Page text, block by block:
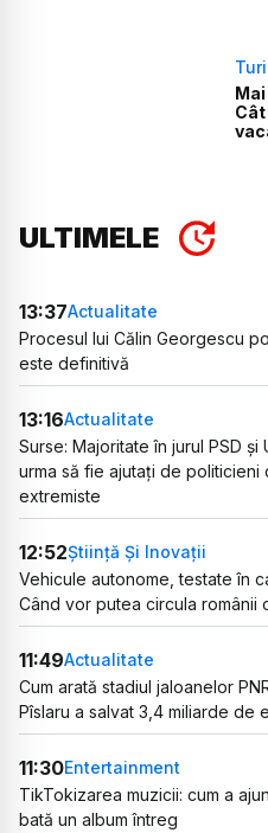
ULTIMELE
13:37Actualitate
Procesul lui Călin Georgescu
este definitivă
13:16Actualitate
Surse: Majoritate în jurul PSD
urma să fie ajutați de politicieni
extremiste
12:52Știință Și Inovații
Vehicule autonome, testate în
Când vor putea circula românii
11:49Actualitate
Cum arată stadiul jaloanelor
Pîslaru a salvat 3,4 miliarde de
11:30Entertainment
TikTokizarea muzicii: cum a
bată un album întreg